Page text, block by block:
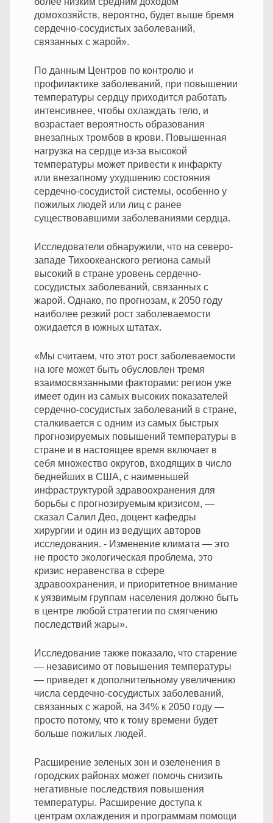
домохозяйств, вероятно, будет выше бремя
сердечно-сосудистых заболеваний,
связанных с жарой».
По данным Центров по контролю и
профилактике заболеваний, при повышении
температуры сердцу приходится работать
интенсивнее, чтобы охлаждать тело, и
возрастает вероятность образования
внезапных тромбов в крови. Повышенная
нагрузка на сердце из-за высокой
температуры может привести к инфаркту
или внезапному ухудшению состояния
сердечно-сосудистой системы, особенно у
пожилых людей или лиц с ранее
существовавшими заболеваниями сердца.
Исследователи обнаружили, что на северо-
западе Тихоокеанского региона самый
высокий в стране уровень сердечно-
сосудистых заболеваний, связанных с
жарой. Однако, по прогнозам, к 2050 году
наиболее резкий рост заболеваемости
ожидается в южных штатах.
«Мы считаем, что этот рост заболеваемости
на юге может быть обусловлен тремя
взаимосвязанными факторами: регион уже
имеет один из самых высоких показателей
сердечно-сосудистых заболеваний в стране,
сталкивается с одним из самых быстрых
прогнозируемых повышений температуры в
стране и в настоящее время включает в
себя множество округов, входящих в число
беднейших в США, с наименьшей
инфраструктурой здравоохранения для
борьбы с прогнозируемым кризисом, —
сказал Салил Део, доцент кафедры
хирургии и один из ведущих авторов
исследования. - Изменение климата — это
не просто экологическая проблема, это
кризис неравенства в сфере
здравоохранения, и приоритетное внимание
к уязвимым группам населения должно быть
в центре любой стратегии по смягчению
последствий жары».
Исследование также показало, что старение
— независимо от повышения температуры
— приведет к дополнительному увеличению
числа сердечно-сосудистых заболеваний,
связанных с жарой, на 34% к 2050 году —
просто потому, что к тому времени будет
больше пожилых людей.
Расширение зеленых зон и озеленения в
городских районах может помочь снизить
негативные последствия повышения
температуры. Расширение доступа к
центрам охлаждения и программам помощи